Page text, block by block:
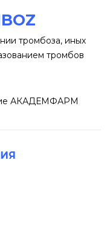
тромбоза, иных
тромбов
АКАДЕМФАРМ